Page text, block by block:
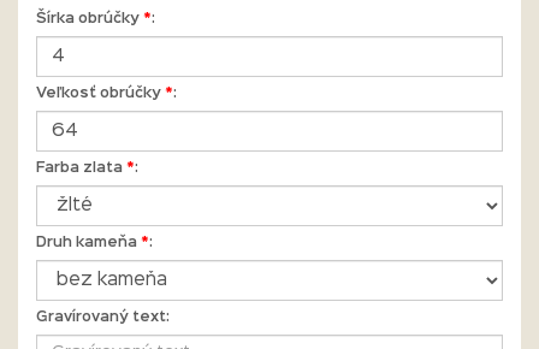
Šírka obrúčky *:
Veľkosť obrúčky *:
Farba zlata *:
Druh kameňa *:
Gravírovaný text: